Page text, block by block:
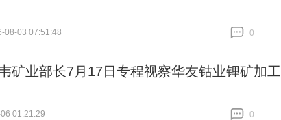
08-03 07:51:48
0
矿业部长7月17日专程视察华友钴业锂矿加工
01:21:29
0